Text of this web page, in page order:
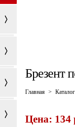
Брезент
Главная >
Цена: 134